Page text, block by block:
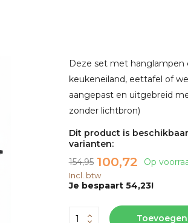
Deze set met hanglampen
keukeneiland, eettafel of
aangepast en uitgebreid
zonder lichtbron)
Dit product is
varianten:
154,95 100,72 Op
Incl. btw
Je bespaart 54,23!